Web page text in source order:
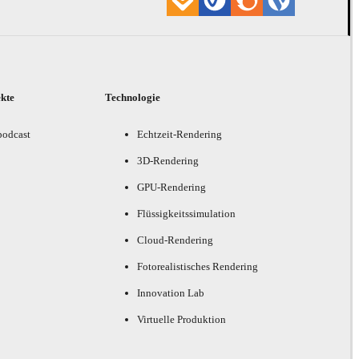
Technologie
Echtzeit-Rendering
3D-Rendering
GPU-Rendering
Flüssigkeitssimulation
Cloud-Rendering
Fotorealistisches Rendering
Innovation Lab
Virtuelle Produktion